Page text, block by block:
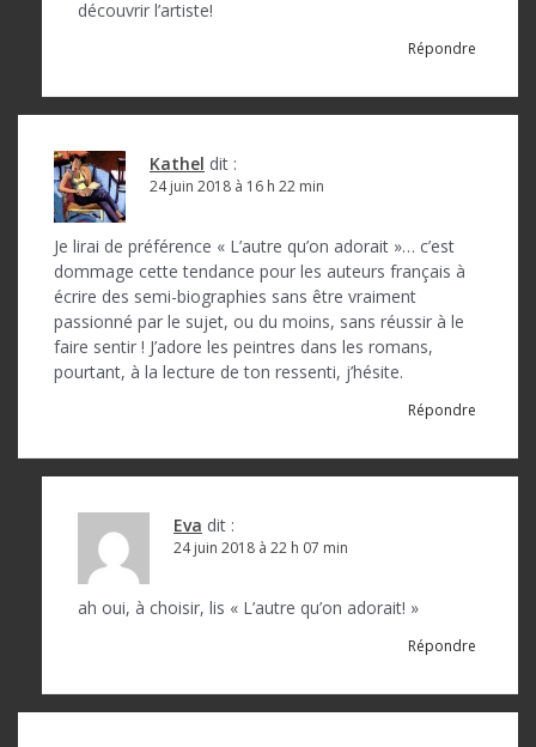
découvrir l’artiste!
Répondre
Kathel dit :
24 juin 2018 à 16 h 22 min
Je lirai de préférence « L’autre qu’on adorait »… c’est
dommage cette tendance pour les auteurs français à
écrire des semi-biographies sans être vraiment
passionné par le sujet, ou du moins, sans réussir à le
faire sentir ! J’adore les peintres dans les romans,
pourtant, à la lecture de ton ressenti, j’hésite.
Répondre
Eva dit :
24 juin 2018 à 22 h 07 min
ah oui, à choisir, lis « L’autre qu’on adorait! »
Répondre